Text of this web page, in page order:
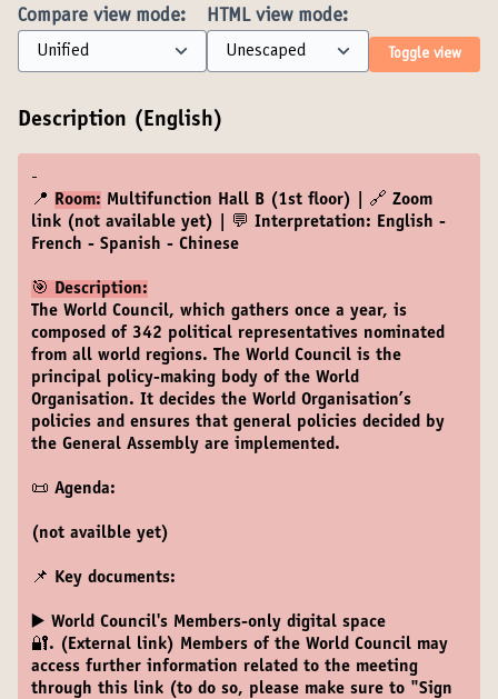
Compare view mode: HTML view mode:
Toggle view
Description (English)
-
📍
Room: Multifunction Hall B (1st floor) | 🔗 Zoom
link (not available yet) | 💬 Interpretation: English -
French - Spanish - Chinese
🎯 Description:
The World Council, which gathers once a year, is
composed of 342 political representatives nominated
from all world regions. The World Council is the
principal policy-making body of the World
Organisation. It decides the World Organisation’s
policies and ensures that general policies decided by
the General Assembly are implemented.
📜 Agenda:
(not availble yet)
📌 Key documents:
▶️ World Council's Members-only digital space
🔐. (External link) Members of the World Council may
access further information related to the meeting
through this link (to do so, please make sure to "Sign